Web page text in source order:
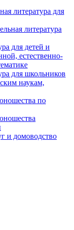
литература для
литература
для детей и
естественно-
для школьников
наукам,
по
и домоводство